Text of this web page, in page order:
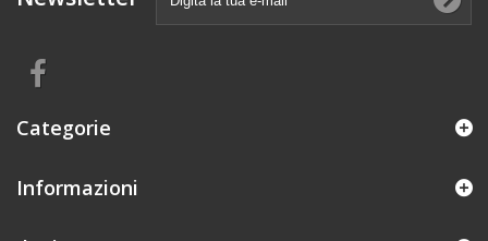
Categorie
Informazioni